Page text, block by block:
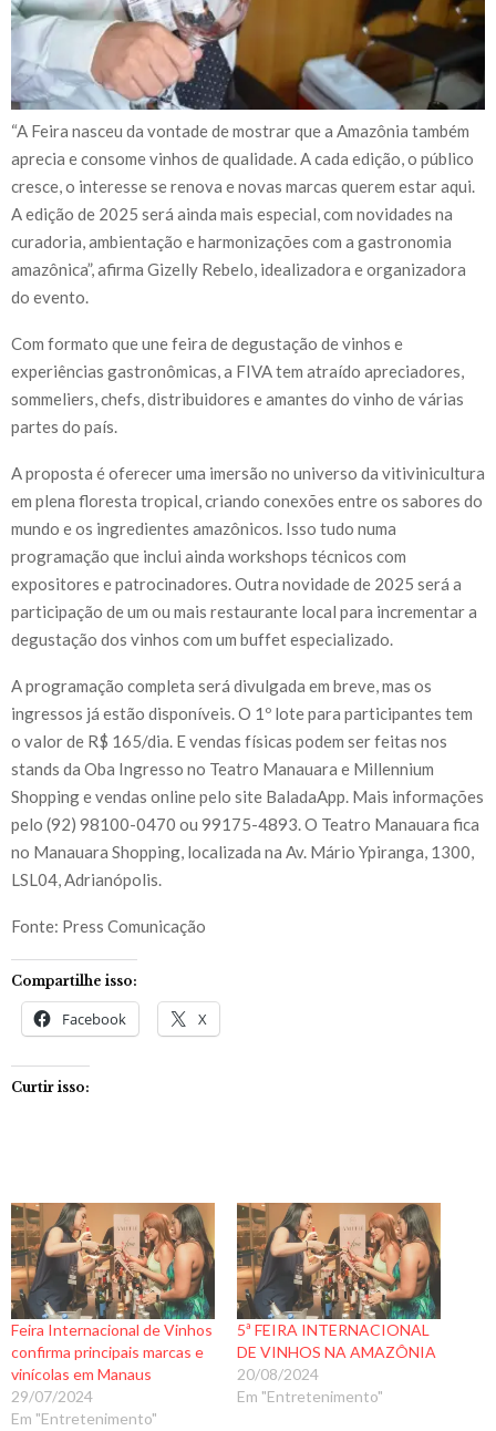
“A Feira nasceu da vontade de mostrar que a Amazônia também
aprecia e consome vinhos de qualidade. A cada edição, o público
cresce, o interesse se renova e novas marcas querem estar aqui.
A edição de 2025 será ainda mais especial, com novidades na
curadoria, ambientação e harmonizações com a gastronomia
amazônica”, afirma Gizelly Rebelo, idealizadora e organizadora
do evento.
Com formato que une feira de degustação de vinhos e
experiências gastronômicas, a FIVA tem atraído apreciadores,
sommeliers, chefs, distribuidores e amantes do vinho de várias
partes do país.
A proposta é oferecer uma imersão no universo da vitivinicultura
em plena floresta tropical, criando conexões entre os sabores do
mundo e os ingredientes amazônicos. Isso tudo numa
programação que inclui ainda workshops técnicos com
expositores e patrocinadores. Outra novidade de 2025 será a
participação de um ou mais restaurante local para incrementar a
degustação dos vinhos com um buffet especializado.
A programação completa será divulgada em breve, mas os
ingressos já estão disponíveis. O 1º lote para participantes tem
o valor de R$ 165/dia. E vendas físicas podem ser feitas nos
stands da Oba Ingresso no Teatro Manauara e Millennium
Shopping e vendas online pelo site BaladaApp. Mais informações
pelo (92) 98100-0470 ou 99175-4893. O Teatro Manauara fica
no Manauara Shopping, localizada na Av. Mário Ypiranga, 1300,
LSL04, Adrianópolis.
Fonte: Press Comunicação
Compartilhe isso:
Facebook X
Curtir isso:
Feira Internacional de Vinhos
confirma principais marcas e
vinícolas em Manaus
29/07/2024
Em "Entretenimento"
5ª FEIRA INTERNACIONAL
DE VINHOS NA AMAZÔNIA
20/08/2024
Em "Entretenimento"